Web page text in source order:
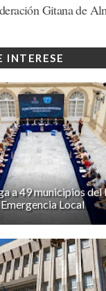
Gitana de
INTERESE
a 49 municipios del
Local